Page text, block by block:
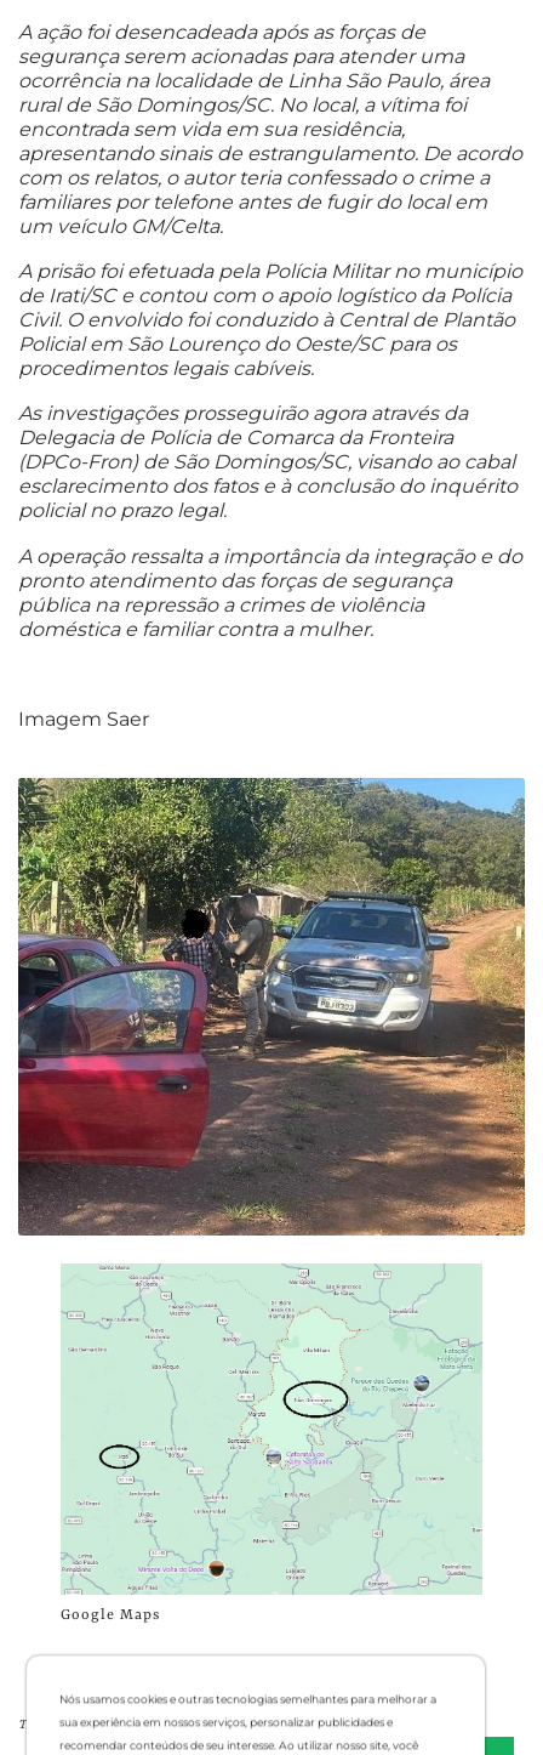
Nós usamos cookies e outras tecnologias semelhantes para melhorar a
sua experiência em nossos serviços, personalizar publicidades e
recomendar conteúdos de seu interesse. Ao utilizar nosso site, você
A ação foi desencadeada após as forças de
segurança serem acionadas para atender uma
ocorrência na localidade de Linha São Paulo, área
rural de São Domingos/SC. No local, a vítima foi
encontrada sem vida em sua residência,
apresentando sinais de estrangulamento. De acordo
com os relatos, o autor teria confessado o crime a
familiares por telefone antes de fugir do local em
um veículo GM/Celta.
A prisão foi efetuada pela Polícia Militar no município
de Irati/SC e contou com o apoio logístico da Polícia
Civil. O envolvido foi conduzido à Central de Plantão
Policial em São Lourenço do Oeste/SC para os
procedimentos legais cabíveis.
As investigações prosseguirão agora através da
Delegacia de Polícia de Comarca da Fronteira
(DPCo-Fron) de São Domingos/SC, visando ao cabal
esclarecimento dos fatos e à conclusão do inquérito
policial no prazo legal.
A operação ressalta a importância da integração e do
pronto atendimento das forças de segurança
pública na repressão a crimes de violência
doméstica e familiar contra a mulher.
Imagem Saer
Google Maps
Tags: